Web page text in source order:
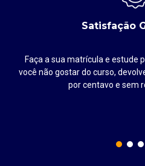
Satisfação
Faça a sua matrícula e estude
você não gostar do curso,
por centavo e sem